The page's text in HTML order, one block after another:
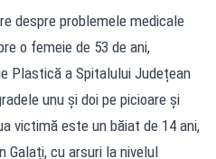
despre problemele medicale
o femeie de 53 de ani,
Plastică a Spitalului Județean
unu și doi pe picioare și
victimă este un băiat de 14 ani,
Galați, cu arsuri la nivelul